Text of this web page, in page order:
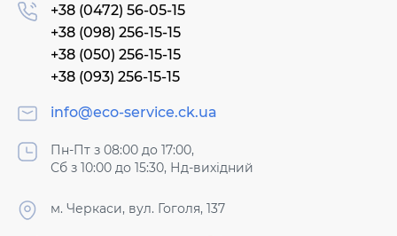
+38 (0472) 56-05-15
+38 (098) 256-15-15
+38 (050) 256-15-15
+38 (093) 256-15-15
info@eco-service.ck.ua
Пн-Пт з 08:00 до 17:00,
Сб з 10:00 до 15:30, Нд-вихідний
м. Черкаси, вул. Гоголя, 137